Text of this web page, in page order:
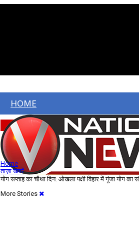
HOME
ताज़ा खबरें
देश
विदेश
Home
ताज़ा खबरें
योग सप्ताह का चौथा दिन: ओखला पक्षी विहार में गूंजा योग
More Stories